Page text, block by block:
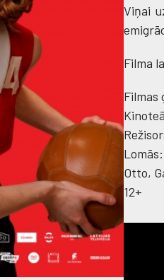
Viņai
Filma
Filmas
Otto,
12+